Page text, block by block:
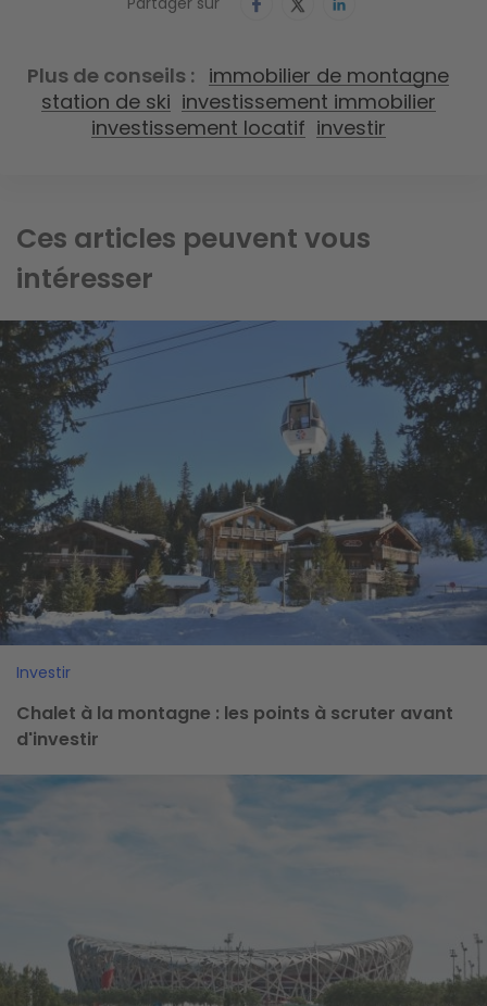
Plus de conseils
immobilier de montagne
station de ski investissement immobilier
investissement locatif investir
Ces articles peuvent vous
intéresser
Image
Investir
Chalet à la montagne : les points à scruter avant
d'investir
Image